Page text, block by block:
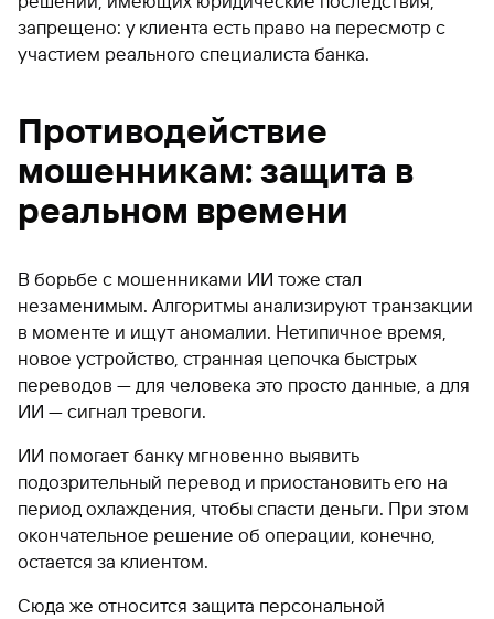
запрещено: у клиента есть право на пересмотр с
участием реального специалиста банка.
Противодействие
мошенникам: защита в
реальном времени
В борьбе с мошенниками ИИ тоже стал
незаменимым. Алгоритмы анализируют транзакции
в моменте и ищут аномалии. Нетипичное время,
новое устройство, странная цепочка быстрых
переводов — для человека это просто данные, а для
ИИ — сигнал тревоги.
ИИ помогает банку мгновенно выявить
подозрительный перевод и приостановить его на
период охлаждения, чтобы спасти деньги. При этом
окончательное решение об операции, конечно,
остается за клиентом.
Сюда же относится защита персональной